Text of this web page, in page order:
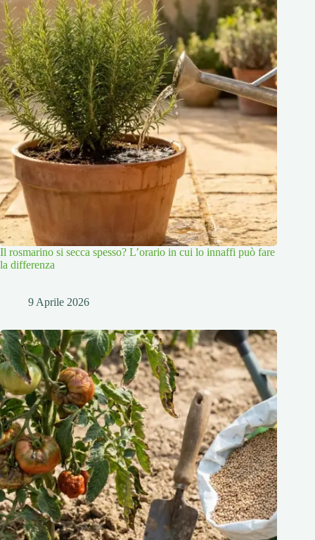
Il rosmarino si secca spesso? L’orario in cui lo innaffi può fare
la differenza
9 Aprile 2026